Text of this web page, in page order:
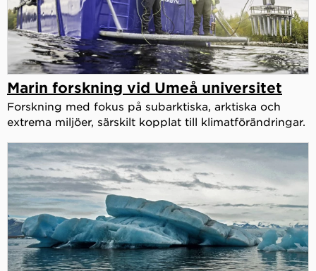
Marin forskning vid Umeå universitet
Forskning med fokus på subarktiska, arktiska och
extrema miljöer, särskilt kopplat till klimatförändringar.